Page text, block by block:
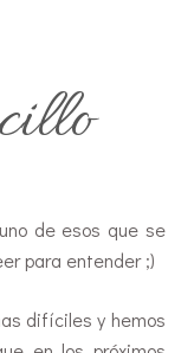
de esos que se
para entender ;)
difíciles y hemos